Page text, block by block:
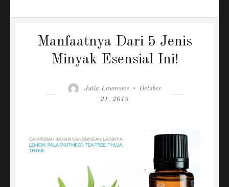
Manfaatnya Dari 5 Jenis
Minyak Esensial Ini!
Author
Julia Lawrence
Posted
October
21, 2019